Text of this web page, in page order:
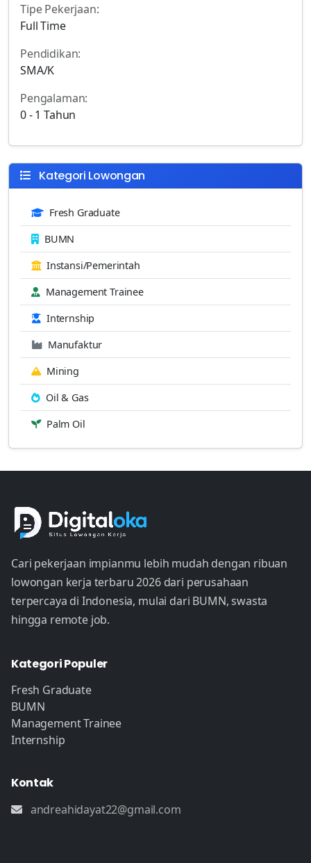
Tipe Pekerjaan:
Full Time
Pendidikan:
SMA/K
Pengalaman:
0 - 1 Tahun
Kategori Lowongan
Fresh Graduate
BUMN
Instansi/Pemerintah
Management Trainee
Internship
Manufaktur
Mining
Oil & Gas
Palm Oil
Cari pekerjaan impianmu lebih mudah dengan ribuan
lowongan kerja terbaru 2026 dari perusahaan
terpercaya di Indonesia, mulai dari BUMN, swasta
hingga remote job.
Kategori Populer
Fresh Graduate
BUMN
Management Trainee
Internship
Kontak
andreahidayat22@gmail.com